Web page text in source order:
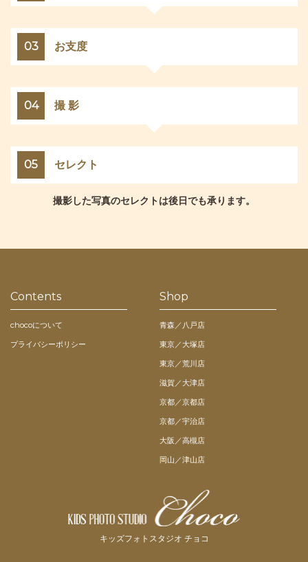
03 お支度
04 撮 影
05 セレクト
撮影した写真のセレクトは後日でも承ります。
Contents
chocoについて
プライバシーポリシー
Shop
青森／八戸店
東京／大塚店
東京／荒川店
滋賀／大津店
京都／京都店
京都／宇治店
大阪／高槻店
岡山／津山店
キッズフォトスタジオ チョコ